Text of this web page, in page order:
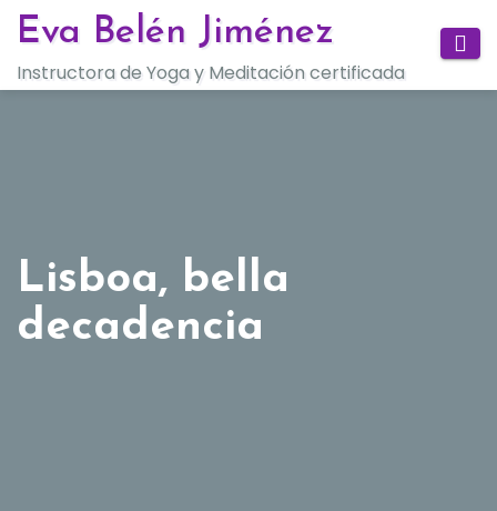
Saltar
contenido
Eva Belén Jiménez
Instructora de Yoga y Meditación certificada
Lisboa, bella
decadencia